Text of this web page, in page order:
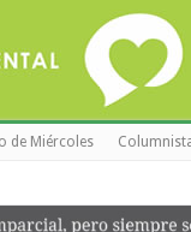
de Miércoles